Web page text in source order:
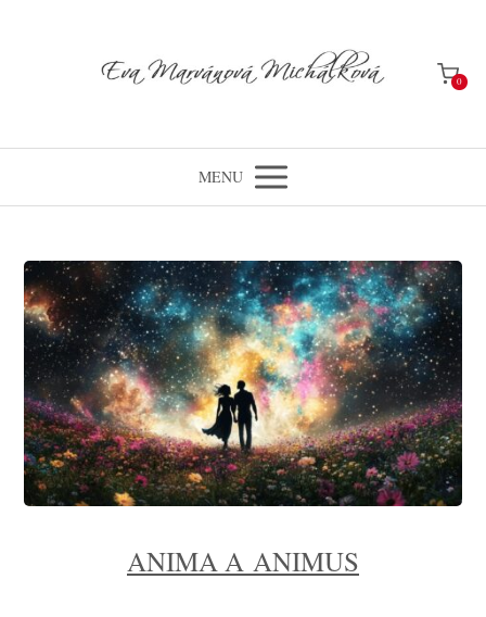
0
MENU
ANIMA A ANIMUS